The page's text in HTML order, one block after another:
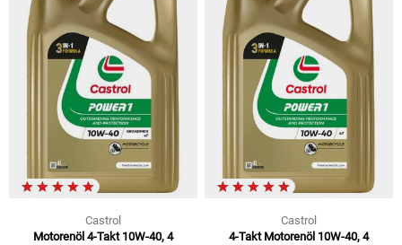
Castrol
Motorenöl 4-Takt 10W-40, 4
Castrol
4-Takt Motorenöl 10W-40, 4